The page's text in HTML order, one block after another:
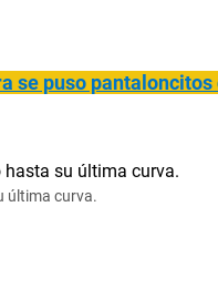
se puso
última curva.